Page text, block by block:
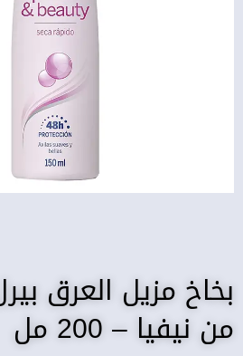
بخاخ مزيل العرق
من نيفيا – 200 مل